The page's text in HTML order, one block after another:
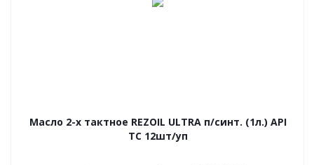
Масло 2-х тактное REZOIL ULTRA п/синт. (1л.) API
TC 12шт/уп